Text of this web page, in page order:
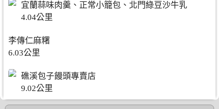
宜蘭蒜味肉羹、正常小籠包、北門綠豆沙牛乳
4.04公里
李傳仁麻糬
6.03公里
礁溪包子饅頭專賣店
9.02公里